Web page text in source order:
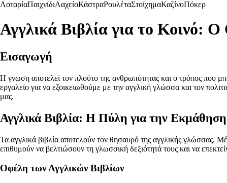
ΛοταρίαΠαιχνίδιΛαχείοΚάστραΡουλέταΣτοίχημαΚαζίνοΠόκερ
Αγγλικά Βιβλία για το Κοινό:
Εισαγωγή
Η γνώση αποτελεί τον πλούτο της ανθρωπότητας και ο τρόπος που
εργαλείο για να εξοικειωθούμε με την αγγλική γλώσσα και τον
μας.
Αγγλικά Βιβλία: Η Πύλη για την Εκμάθηση
Τα αγγλικά βιβλία αποτελούν τον θησαυρό της αγγλικής γλώσσας.
επιθυμούν να βελτιώσουν τη γλωσσική δεξιότητά τους και να
Οφέλη των Αγγλικών Βιβλίων